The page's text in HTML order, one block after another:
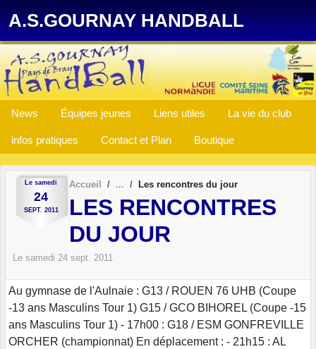
A.S.GOURNAY HANDBALL
News Équipes jeunes Liens utiles La vie du club
infos pratiques Contact et Plan Boutique
Le samedi
24
SEPT. 2011
Accueil Les rencontres du jour
LES RENCONTRES
DU JOUR
Le samedi 24 sept. 2011
Au gymnase de l'Aulnaie : G13 / ROUEN 76 UHB (Coupe
-13 ans Masculins Tour 1) G15 / GCO BIHOREL (Coupe -15
ans Masculins Tour 1) - 17h00 : G18 / ESM GONFREVILLE
ORCHER (championnat) En déplacement : - 21h15 : AL